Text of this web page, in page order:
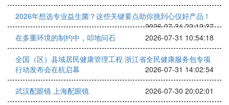
2026年想选专业益生菌？这些关键要点助你挑到心仪好产品！
2026-07-31 22:12:37
在多重环境的制约中，叩地问石
2026-07-31 10:54:18
全国（区）县域居民健康管理工程·浙江省全民健康服务包专项
行动发布会在杭启幕
2026-07-31 14:02:54
武汉配眼镜 上海配眼镜 2026-07-30 20:02:01